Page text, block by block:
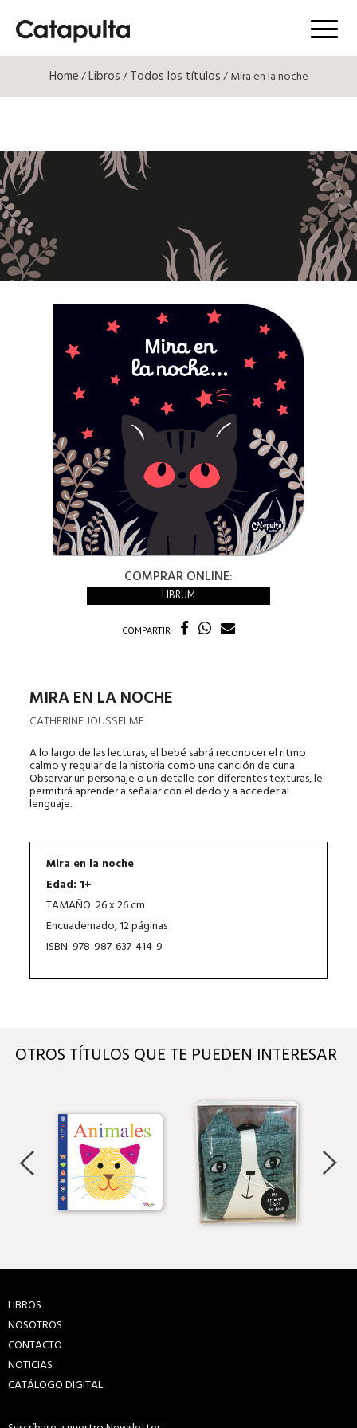
Menú
Home/Libros/Todos los títulos/ Mira en la noche
COMPRAR ONLINE:
LIBRUM
COMPARTIR
MIRA EN LA NOCHE
CATHERINE JOUSSELME
A lo largo de las lecturas, el bebé sabrá reconocer el ritmo
calmo y regular de la historia como una canción de cuna.
Observar un personaje o un detalle con diferentes texturas, le
permitirá aprender a señalar con el dedo y a acceder al
lenguaje.
Mira en la noche
Edad: 1+
TAMAÑO: 26 x 26 cm
Encuadernado, 12 páginas
ISBN: 978-987-637-414-9
OTROS TÍTULOS QUE TE PUEDEN INTERESAR
LIBROS
NOSOTROS
CONTACTO
NOTICIAS
CATÁLOGO DIGITAL